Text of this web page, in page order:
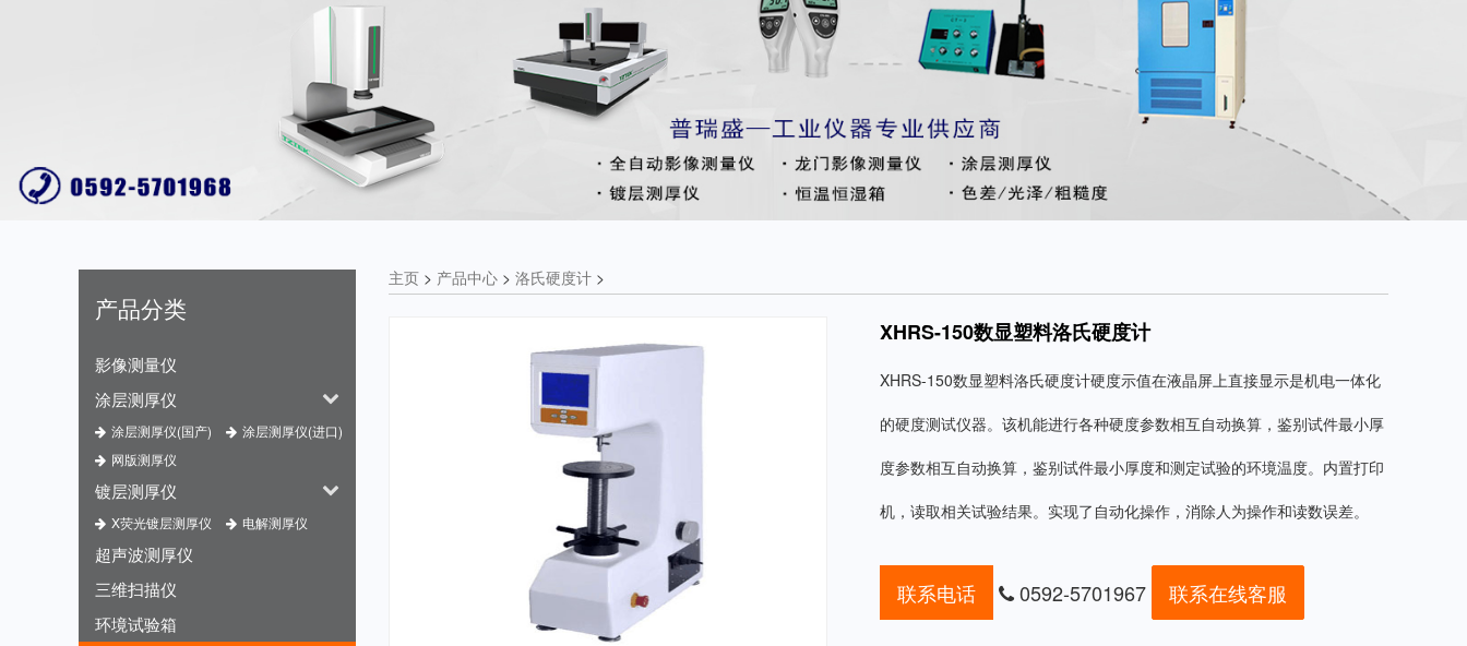
产品分类
影像测量仪
涂层测厚仪
涂层测厚仪(国产)
涂层测厚仪(进口)
网版测厚仪
镀层测厚仪
X荧光镀层测厚仪 电解测厚仪
超声波测厚仪
三维扫描仪
环境试验箱
主页 > 产品中心 > 洛氏硬度计 >
XHRS-150数显塑料洛氏硬度计
XHRS-150数显塑料洛氏硬度计硬度示值在液晶屏上直接显示是机电一体化
的硬度测试仪器。 该机能进行各种硬度参数相互自动换算，鉴别试件最小厚
度参数相互自动换算，鉴别试件最小厚度和测定试验的环境温度。 内置打印
机，读取相关试验结果。实现了自动化操作，消除人为操作和读数误差。
联系电话 0592-5701967 联系在线客服